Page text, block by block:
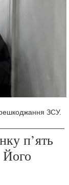
ЗСУ.
п’ять
Його